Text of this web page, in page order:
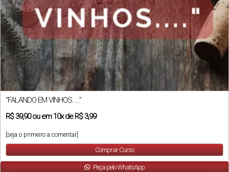
“FALANDO EM VINHOS…..”
R$39,90ou em10xdeR$ 3,99
[seja o primeiro a comentar]
Comprar Curso
Peça pelo WhatsApp